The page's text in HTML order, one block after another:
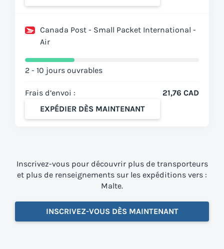
Canada Post - Small Packet International -
Air
2 - 10 jours ouvrables
Frais d’envoi :
21,76 CAD
EXPÉDIER DÈS MAINTENANT
Inscrivez-vous pour découvrir plus de transporteurs
et plus de renseignements sur les expéditions vers :
Malte.
INSCRIVEZ-VOUS DÈS MAINTENANT